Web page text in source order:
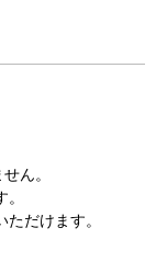
ん。
だけます。